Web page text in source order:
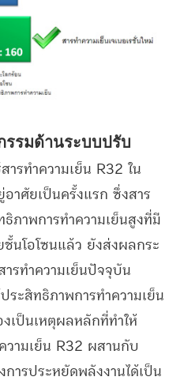
รมด้านระบบปรับ
สารทำความเย็น R32 ใน
าศัยเป็นครั้งแรก ซึ่งสาร
ภาพการทำความเย็นสูงที่มี
นโอโซนแล้ว ยังส่งผลกระ
รทำความเย็นปัจจุบัน
ระสิทธิภาพการทำความเย็น
เป็นเหตุผลหลักที่ทำให้
วามเย็น R32 ผสานกับ
การประหยัดพลังงานได้เป็น